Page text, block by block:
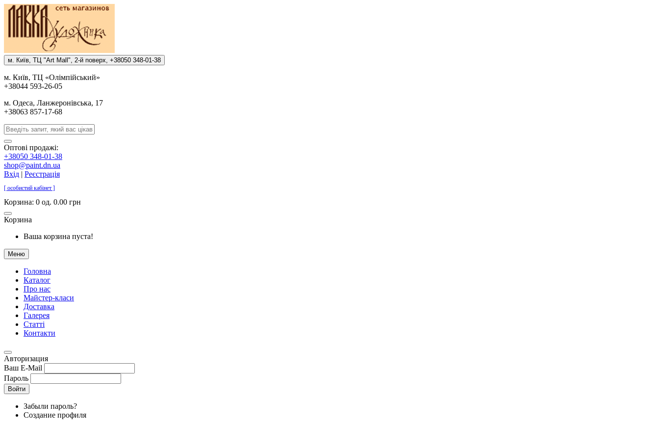
м. Киïв, ТЦ "Art Mall", 2-й поверх, +38050 348-01-38
м. Киïв, ТЦ «Олiмпiйський»
+38044 593-26-05
м. Одеса, Ланжеронiвська, 17
+38063 857-17-68
Оптові продажі:
+38050 348-01-38
shop@paint.dn.ua
Вхід | Реєстрація
[ особистий кабінет ]
Корзина: 0 од. 0.00 грн
Корзина
Ваша корзина пуста!
Меню
Головна
Каталог
Про нас
Майстер-класи
Доставка
Галерея
Статтi
Контакти
Авторизация
Ваш E-Mail
Пароль
Войти
Забыли пароль?
Создание профиля